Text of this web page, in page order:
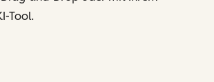
Tool.